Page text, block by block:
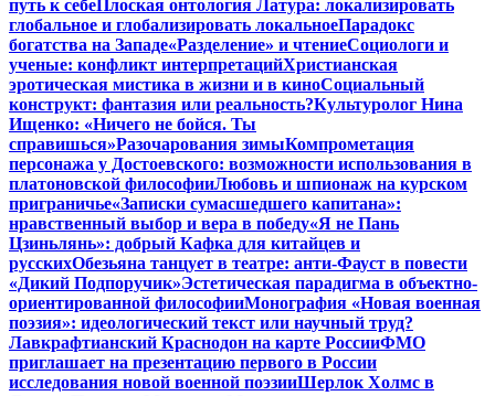
путь к себеПлоская онтология Латура: локализировать
глобальное и глобализировать локальноеПарадокс
богатства на Западе«Разделение» и чтениеСоциологи и
ученые: конфликт интерпретацийХристианская
эротическая мистика в жизни и в киноСоциальный
конструкт: фантазия или реальность?Культуролог Нина
Ищенко: «Ничего не бойся. Ты
справишься»Разочарования зимыКомпрометация
персонажа у Достоевского: возможности использования в
платоновской философииЛюбовь и шпионаж на курском
приграничье«Записки сумасшедшего капитана»:
нравственный выбор и вера в победу«Я не Пань
Цзиньлянь»: добрый Кафка для китайцев и
русскихОбезьяна танцует в театре: анти-Фауст в повести
«Дикий Подпоручик»Эстетическая парадигма в объектно-
ориентированной философииМонография «Новая военная
поэзия»: идеологический текст или научный труд?
Лавкрафтианский Краснодон на карте РоссииФМО
приглашает на презентацию первого в России
исследования новой военной поэзииШерлок Холмс в